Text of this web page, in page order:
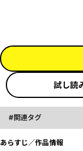
試し読
関連タグ
あらすじ／作品情報